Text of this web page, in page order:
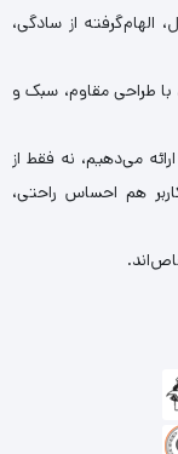
از سادگی،
طراحی مقاوم، سبک و
می‌دهیم، نه فقط از
هم احساس راحتی،